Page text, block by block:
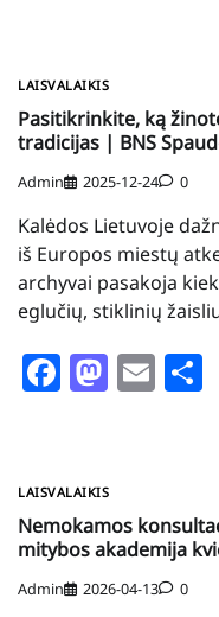
LAISVALAIKIS
Pasitikrinkite, ką
tradicijas | BNS
Admin 2025-12-24 0
Kalėdos Lietuvoje
iš Europos miestų
archyvai pasakoja
eglučių, stiklinių
Facebook
LAISVALAIKIS
Nemokamos
mitybos akademija
Admin 2026-04-13 0